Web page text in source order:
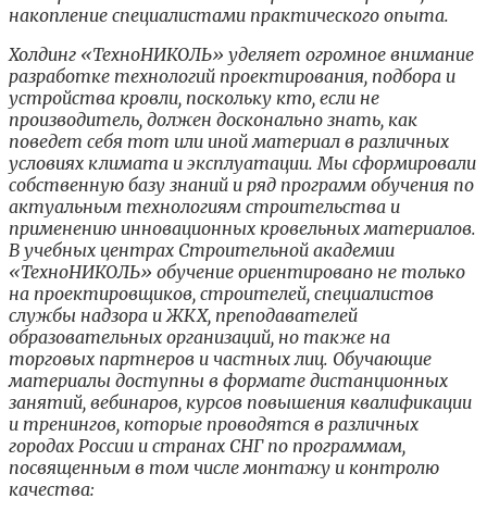
накопление специалистами практического опыта.
Холдинг «ТехноНИКОЛЬ» уделяет огромное внимание
разработке технологий проектирования, подбора и
устройства кровли, поскольку кто, если не
производитель, должен досконально знать, как
поведет себя тот или иной материал в различных
условиях климата и эксплуатации. Мы сформировали
собственную базу знаний и ряд программ обучения по
актуальным технологиям строительства и
применению инновационных кровельных материалов.
В учебных центрах Строительной академии
«ТехноНИКОЛЬ» обучение ориентировано не только
на проектировщиков, строителей, специалистов
службы надзора и ЖКХ, преподавателей
образовательных организаций, но также на
торговых партнеров и частных лиц. Обучающие
материалы доступны в формате дистанционных
занятий, вебинаров, курсов повышения квалификации
и тренингов, которые проводятся в различных
городах России и странах СНГ по программам,
посвященным в том числе монтажу и контролю
качества: